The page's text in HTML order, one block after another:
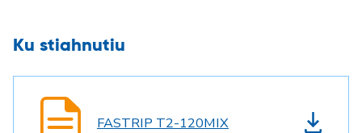
Ku stiahnutiu
FASTRIP T2-120MIX